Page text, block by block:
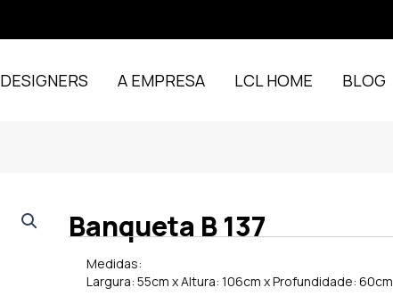
DESIGNERS A EMPRESA LCL HOME BLOG
Banqueta B 137
Medidas:
Largura: 55cm x Altura: 106cm x Profundidade: 60cm